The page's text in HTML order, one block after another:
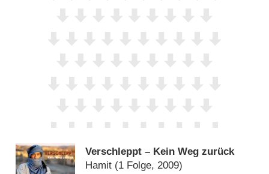
Verschleppt – Kein Weg zurück
Hamit (1 Folge, 2009)